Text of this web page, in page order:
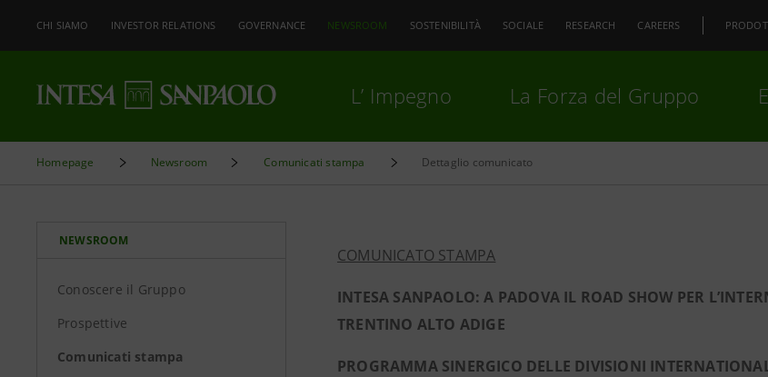
CHI SIAMO INVESTOR RELATIONS GOVERNANCE NEWSROOM SOSTENIBILITÀ SOCIALE RESEARCH CAREERS
L’ Impegno La Forza del Gruppo
Homepage Newsroom Comunicati stampa Dettaglio comunicato
NEWSROOM
Conoscere il Gruppo
Prospettive
Comunicati stampa
COMUNICATO STAMPA
INTESA SANPAOLO: A PADOVA IL ROAD SHOW PER
TRENTINO ALTO ADIGE
PROGRAMMA SINERGICO DELLE DIVISIONI